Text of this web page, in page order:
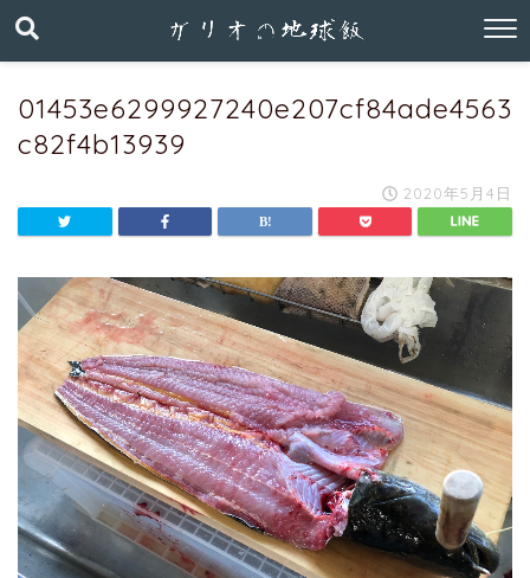
01453e6299927240e207cf84ade4563
c82f4b13939
2020年5月4日